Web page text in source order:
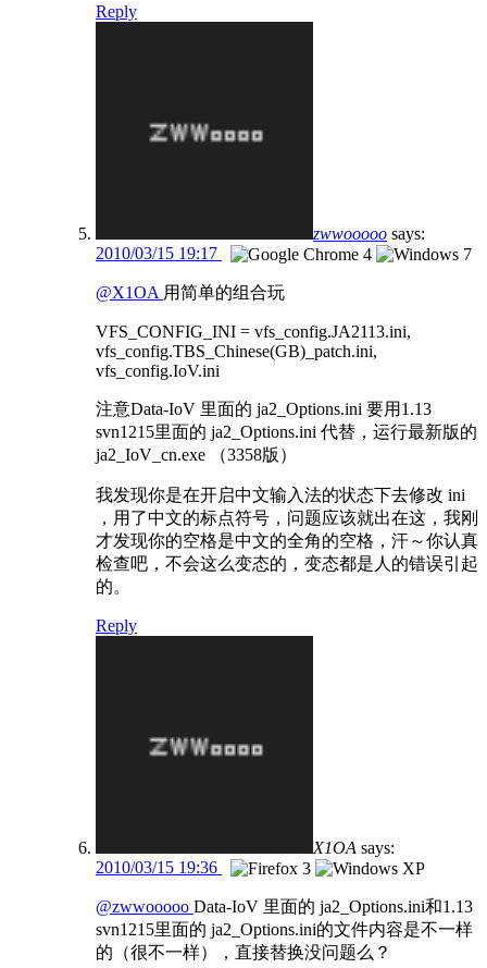
Reply
zwwooooo says:
2010/03/15 19:17
@X1OA 用简单的组合玩
VFS_CONFIG_INI = vfs_config.JA2113.ini,
vfs_config.TBS_Chinese(GB)_patch.ini,
vfs_config.IoV.ini
注意Data-IoV 里面的 ja2_Options.ini 要用1.13
svn1215里面的 ja2_Options.ini 代替，运行最新版的
ja2_IoV_cn.exe （3358版）
我发现你是在开启中文输入法的状态下去修改 ini
，用了中文的标点符号，问题应该就出在这，我刚
才发现你的空格是中文的全角的空格，汗～你认真
检查吧，不会这么变态的，变态都是人的错误引起
的。
Reply
X1OA says:
2010/03/15 19:36
@zwwooooo Data-IoV 里面的 ja2_Options.ini和1.13
svn1215里面的 ja2_Options.ini的文件内容是不一样
的（很不一样），直接替换没问题么？